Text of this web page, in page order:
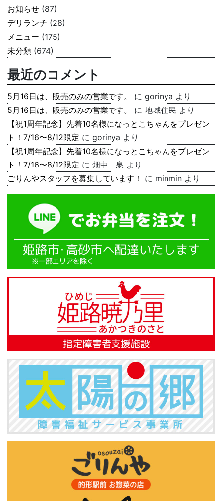
お知らせ (87)
デリランチ (28)
メニュー (175)
未分類 (674)
最近のコメント
5月16日は、販売のみの営業です。 に gorinya より
5月16日は、販売のみの営業です。
に 地域住民 より
【祝1周年記念】先着10名様になっとこちゃんをプレゼン
ト！7/16〜8/12限定 に gorinya より
【祝1周年記念】先着10名様になっとこちゃんをプレゼン
ト！7/16〜8/12限定 に 畑中 泉 より
ごりんやスタッフを募集しています！
に minmin より